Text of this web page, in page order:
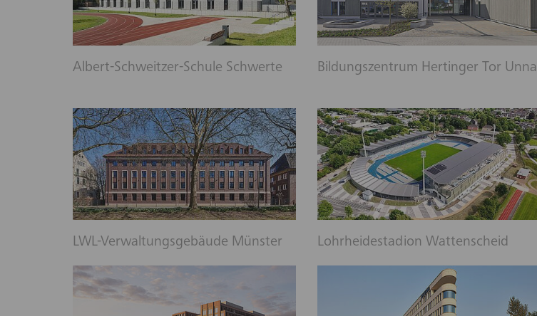
Albert-Schweitzer-Schule Schwerte Bildungszentrum Hertinger Tor Unna
LWL-Verwaltungsgebäude Münster Lohrheidestadion Wattenscheid